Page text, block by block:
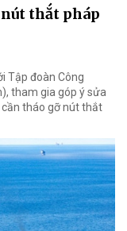
nút thắt pháp
Tập đoàn Công
tham gia góp ý sửa
cần tháo gỡ nút thắt